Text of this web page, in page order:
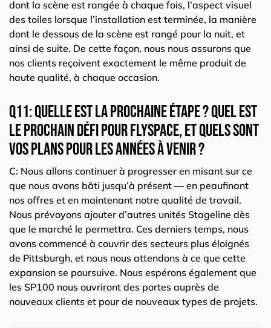
dont la scène est rangée à chaque fois, l’aspect visuel
des toiles lorsque l’installation est terminée, la manière
dont le dessous de la scène est rangé pour la nuit, et
ainsi de suite. De cette façon, nous nous assurons que
nos clients reçoivent exactement le même produit de
haute qualité, à chaque occasion.
Q11: Quelle est la prochaine étape ? Quel est
le prochain défi pour Flyspace, et quels sont
vos plans pour les années à venir ?
C: Nous allons continuer à progresser en misant sur ce
que nous avons bâti jusqu’à présent — en peaufinant
nos offres et en maintenant notre qualité de travail.
Nous prévoyons ajouter d’autres unités Stageline dès
que le marché le permettra. Ces derniers temps, nous
avons commencé à couvrir des secteurs plus éloignés
de Pittsburgh, et nous nous attendons à ce que cette
expansion se poursuive. Nous espérons également que
les SP100 nous ouvriront des portes auprès de
nouveaux clients et pour de nouveaux types de projets.